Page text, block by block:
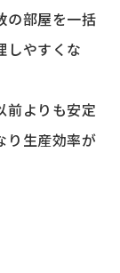
の部屋を一括
しやすくな
前よりも安定
り生産効率が